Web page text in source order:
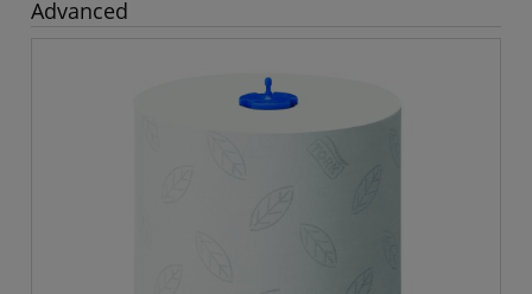
Advanced